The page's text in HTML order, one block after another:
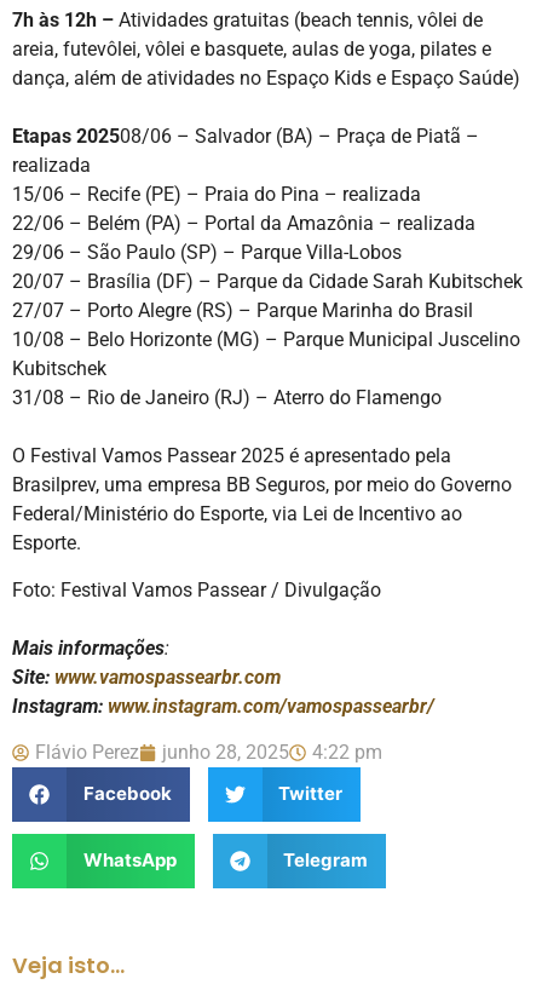
7h às 12h – Atividades gratuitas (beach tennis, vôlei de
areia, futevôlei, vôlei e basquete, aulas de yoga, pilates e
dança, além de atividades no Espaço Kids e Espaço Saúde)
Etapas 202508/06 – Salvador (BA) – Praça de Piatã –
realizada
15/06 – Recife (PE) – Praia do Pina – realizada
22/06 – Belém (PA) – Portal da Amazônia – realizada
29/06 – São Paulo (SP) – Parque Villa-Lobos
20/07 – Brasília (DF) – Parque da Cidade Sarah Kubitschek
27/07 – Porto Alegre (RS) – Parque Marinha do Brasil
10/08 – Belo Horizonte (MG) – Parque Municipal Juscelino
Kubitschek
31/08 – Rio de Janeiro (RJ) – Aterro do Flamengo
O Festival Vamos Passear 2025 é apresentado pela
Brasilprev, uma empresa BB Seguros, por meio do Governo
Federal/Ministério do Esporte, via Lei de Incentivo ao
Esporte.
Foto: Festival Vamos Passear / Divulgação
Mais informações:
Site: www.vamospassearbr.com
Instagram: www.instagram.com/vamospassearbr/
Flávio Perez junho 28, 2025
4:22 pm
Facebook
Twitter
WhatsApp Telegram
Veja isto...